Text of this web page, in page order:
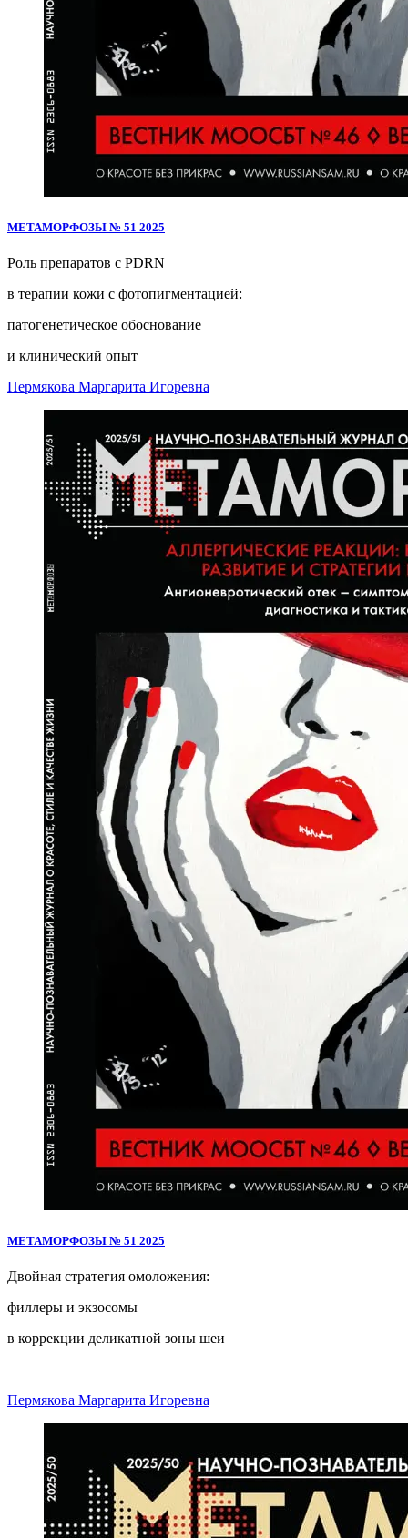
МЕТАМОРФОЗЫ № 51 2025
Роль препаратов с PDRN
в терапии кожи с фотопигментацией:
патогенетическое обоснование
и клинический опыт
Пермякова Маргарита Игоревна
МЕТАМОРФОЗЫ № 51 2025
Двойная стратегия омоложения:
филлеры и экзосомы
в коррекции деликатной зоны шеи
Пермякова Маргарита Игоревна